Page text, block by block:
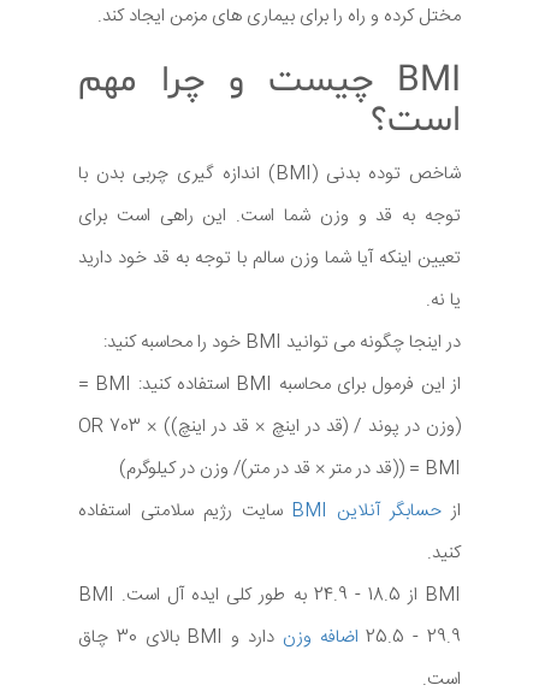
مختل کرده و راه را برای بیماری های مزمن ایجاد کند.
BMI چیست و چرا مهم
است؟
شاخص توده بدنی (BMI) اندازه گیری چربی بدن با
توجه به قد و وزن شما است. این راهی است برای
تعیین اینکه آیا شما وزن سالم با توجه به قد خود دارید
یا نه.
در اینجا چگونه می توانید BMI خود را محاسبه کنید:
از این فرمول برای محاسبه BMI استفاده کنید: BMI =
(وزن در پوند / (قد در اینچ × قد در اینچ)) × 703 OR
BMI = ((قد در متر × قد در متر)/ وزن در کیلوگرم)
از حسابگر آنلاین BMI
سایت رژیم سلامتی استفاده
کنید.
BMI از 18.5 - 24.9 به طور کلی ایده آل است. BMI
25.5 - 29.9 اضافه وزن
دارد و BMI بالای 30 چاق
است.